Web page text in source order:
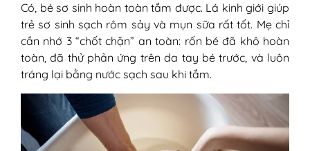
Có, bé sơ sinh hoàn toàn tắm được. Lá kinh giới giúp
trẻ sơ sinh sạch rôm sảy và mụn sữa rất tốt. Mẹ chỉ
cần nhớ 3 “chốt chặn” an toàn: rốn bé đã khô hoàn
toàn, đã thử phản ứng trên da tay bé trước, và luôn
tráng lại bằng nước sạch sau khi tắm.